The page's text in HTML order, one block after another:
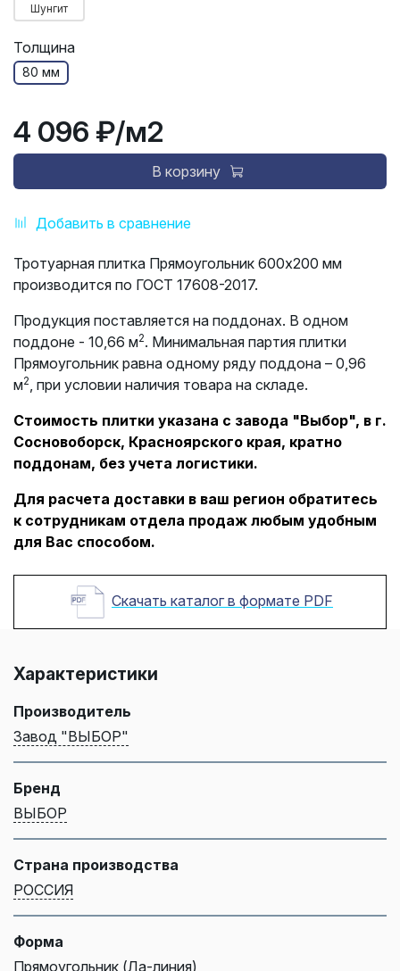
Добавить в сравнение
Шунгит
Толщина
80 мм
4 096 ₽/м2
В корзину
Тротуарная плитка Прямоугольник 600х200 мм
производится по ГОСТ 17608-2017.
Продукция поставляется на поддонах. В одном
поддоне - 10,66 м2. Минимальная партия плитки
Прямоугольник равна одному ряду поддона – 0,96
м2 , при условии наличия товара на складе.
Стоимость плитки указана с завода "Выбор", в г.
Сосновоборск, Красноярского края, кратно
поддонам, без учета логистики.
Для расчета доставки в ваш регион обратитесь
к сотрудникам отдела продаж любым удобным
для Вас способом.
Скачать каталог в формате PDF
Характеристики
Производитель
Завод "ВЫБОР"
Бренд
ВЫБОР
Страна производства
РОССИЯ
Форма
Прямоугольник (Ла-линия)